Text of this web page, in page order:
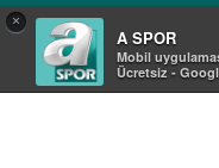
×
A SPOR
Mobil
Ücretsiz -